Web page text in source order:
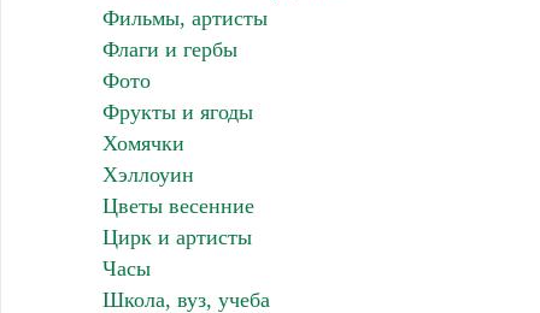
Фильмы, артисты
Флаги и гербы
Фото
Фрукты и ягоды
Хомячки
Хэллоуин
Цветы весенние
Цирк и артисты
Часы
Школа, вуз, учеба